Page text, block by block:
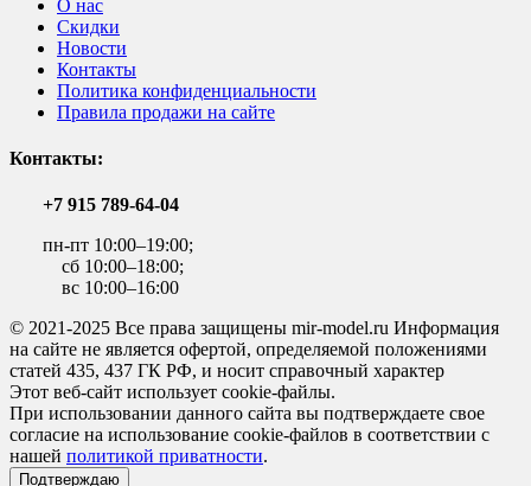
О нас
Скидки
Новости
Контакты
Политика конфиденциальности
Правила продажи на сайте
Контакты:
+7 915 789-64-04
пн-пт 10:00–19:00;
сб 10:00–18:00;
вс 10:00–16:00
© 2021-2025 Все права защищены mir-model.ru Информация
на сайте не является офертой, определяемой положениями
статей 435, 437 ГК РФ, и носит справочный характер
Этот веб-сайт использует cookie-файлы.
При использовании данного сайта вы подтверждаете свое
согласие на использование cookie-файлов в соответствии с
нашей политикой приватности.
Подтверждаю